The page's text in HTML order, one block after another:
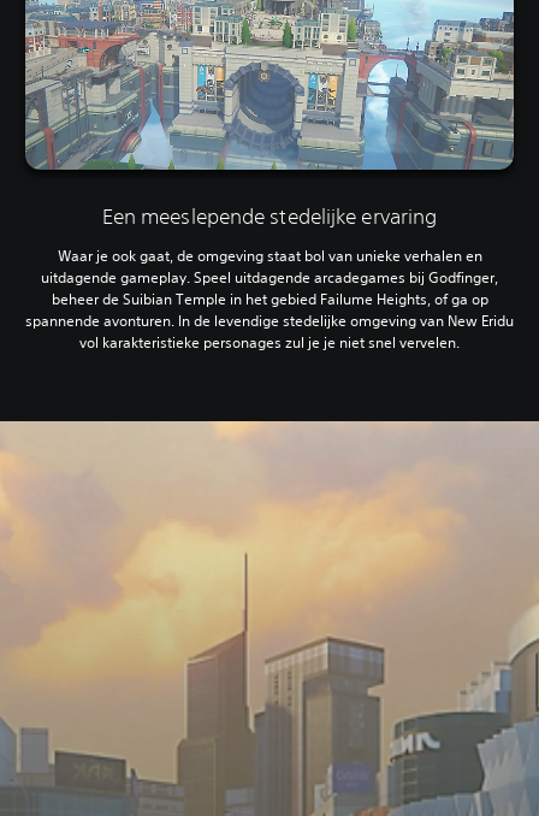
Een meeslepende stedelijke ervaring
Waar je ook gaat, de omgeving staat bol van unieke verhalen en
uitdagende gameplay. Speel uitdagende arcadegames bij Godfinger,
beheer de Suibian Temple in het gebied Failume Heights, of ga op
spannende avonturen. In de levendige stedelijke omgeving van New Eridu
vol karakteristieke personages zul je je niet snel vervelen.